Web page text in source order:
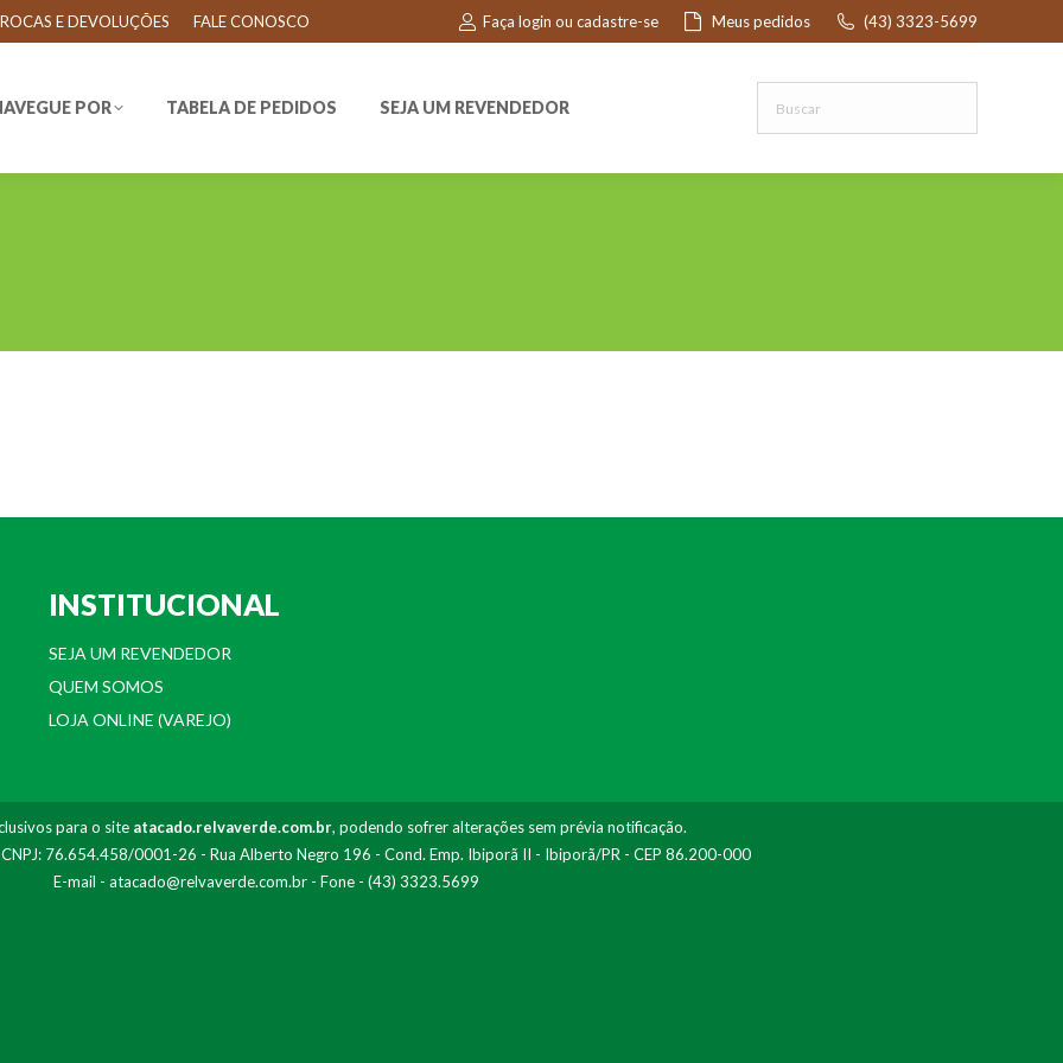
E DEVOLUÇÕES FALE CONOSCO Faça login ou cadastre-se Meus pedidos (43) 3323-5699
POR TABELA DE PEDIDOS SEJA UM REVENDEDOR
INSTITUCIONAL
SEJA UM REVENDEDOR
QUEM SOMOS
LOJA ONLINE (VAREJO)
para o site atacado.relvaverde.com.br, podendo sofrer alterações sem prévia notificação.
CNPJ: 76.654.458/0001-26 - Rua Alberto Negro 196 - Cond. Emp. Ibiporã II - Ibiporã/PR - CEP 86.200-000
E-mail - atacado@relvaverde.com.br- Fone - (43) 3323.5699
POR TABELA DE PEDIDOS SEJA UM REVENDEDOR